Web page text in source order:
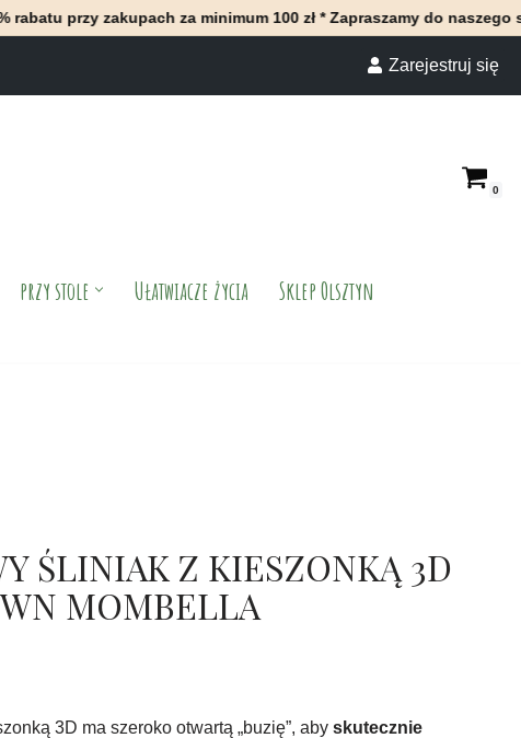
za minimum 100 zł * Zapraszamy do naszego sklepu
Zarejestruj się
0
przy stole Ułatwiacze życia
Sklep Olsztyn
ŚLINIAK Z KIESZONKĄ 3D
MOMBELLA
3D ma szeroko otwartą „buzię”, abyskutecznie